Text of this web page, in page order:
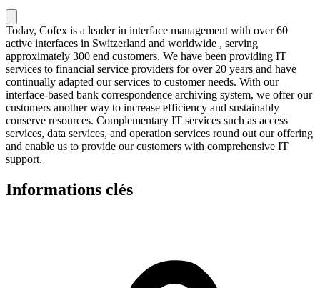
Today, Cofex is a leader in interface management with over 60
active interfaces in Switzerland and worldwide , serving
approximately 300 end customers. We have been providing IT
services to financial service providers for over 20 years and have
continually adapted our services to customer needs. With our
interface-based bank correspondence archiving system, we offer our
customers another way to increase efficiency and sustainably
conserve resources. Complementary IT services such as access
services, data services, and operation services round out our offering
and enable us to provide our customers with comprehensive IT
support.
Informations clés